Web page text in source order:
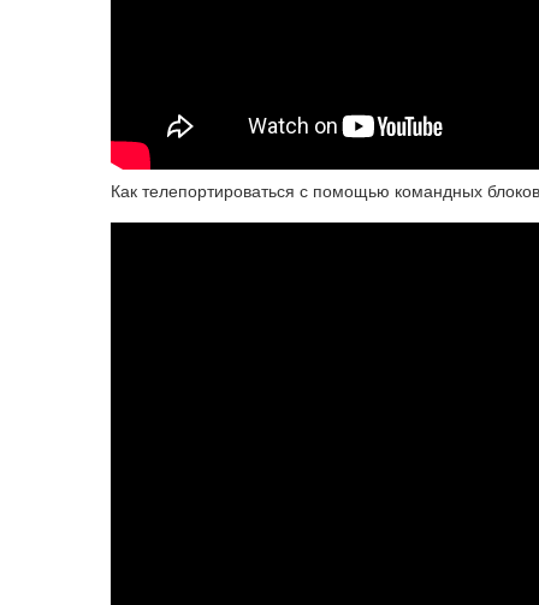
Как телепортироваться с помощью командных